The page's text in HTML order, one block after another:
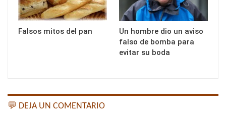
Falsos mitos del pan
Un hombre dio un aviso
falso de bomba para
evitar su boda
💬 DEJA UN COMENTARIO